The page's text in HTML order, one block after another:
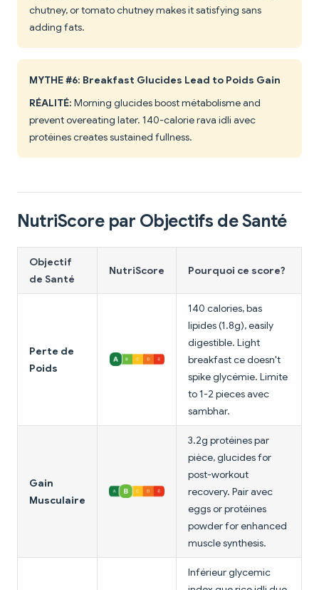
chutney, or tomato chutney makes it satisfying sans
adding fats.
MYTHE #6: Breakfast Glucides Lead to Poids Gain
RÉALITÉ: Morning glucides boost métabolisme and
prevent overeating later. 140-calorie rava idli avec
protéines creates sustained fullness.
NutriScore par Objectifs de Santé
Objectif
de Santé
NutriScore Pourquoi ce score?
Perte de
Poids
140 calories, bas
lipides (1.8g), easily
digestible. Light
breakfast ce doesn't
spike glycémie. Limite
to 1-2 pieces avec
sambhar.
Gain
Musculaire
3.2g protéines par
pièce, glucides for
post-workout
recovery. Pair avec
eggs or protéines
powder for enhanced
muscle synthesis.
Inférieur glycemic